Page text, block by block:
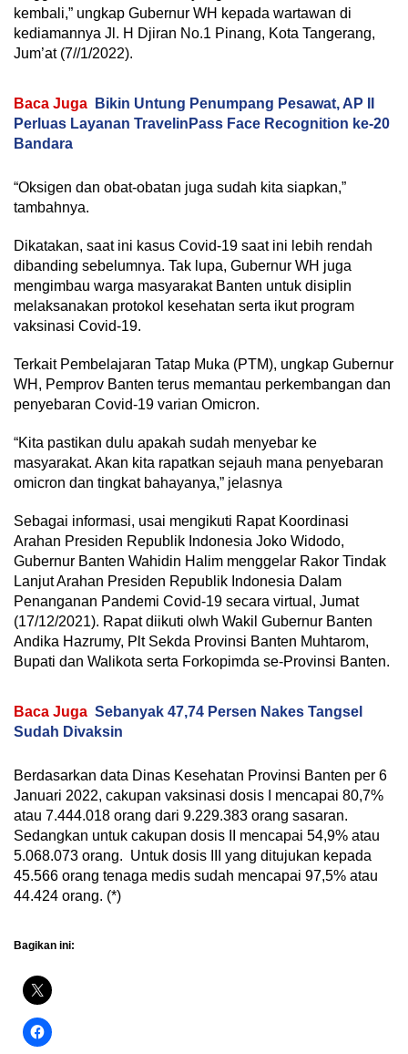
kembali,” ungkap Gubernur WH kepada wartawan di
kediamannya Jl. H Djiran No.1 Pinang, Kota Tangerang,
Jum’at (7//1/2022).
Baca Juga
Bikin Untung Penumpang Pesawat, AP II
Perluas Layanan TravelinPass Face Recognition ke-20
Bandara
“Oksigen dan obat-obatan juga sudah kita siapkan,”
tambahnya.
Dikatakan, saat ini kasus Covid-19 saat ini lebih rendah
dibanding sebelumnya. Tak lupa, Gubernur WH juga
mengimbau warga masyarakat Banten untuk disiplin
melaksanakan protokol kesehatan serta ikut program
vaksinasi Covid-19.
Terkait Pembelajaran Tatap Muka (PTM), ungkap Gubernur
WH, Pemprov Banten terus memantau perkembangan dan
penyebaran Covid-19 varian Omicron.
“Kita pastikan dulu apakah sudah menyebar ke
masyarakat. Akan kita rapatkan sejauh mana penyebaran
omicron dan tingkat bahayanya,” jelasnya
Sebagai informasi, usai mengikuti Rapat Koordinasi
Arahan Presiden Republik Indonesia Joko Widodo,
Gubernur Banten Wahidin Halim menggelar Rakor Tindak
Lanjut Arahan Presiden Republik Indonesia Dalam
Penanganan Pandemi Covid-19 secara virtual, Jumat
(17/12/2021). Rapat diikuti olwh Wakil Gubernur Banten
Andika Hazrumy, Plt Sekda Provinsi Banten Muhtarom,
Bupati dan Walikota serta Forkopimda se-Provinsi Banten.
Baca Juga Sebanyak 47,74 Persen Nakes Tangsel
Sudah Divaksin
Berdasarkan data Dinas Kesehatan Provinsi Banten per 6
Januari 2022, cakupan vaksinasi dosis I mencapai 80,7%
atau 7.444.018 orang dari 9.229.383 orang sasaran.
Sedangkan untuk cakupan dosis II mencapai 54,9% atau
5.068.073 orang. Untuk dosis III yang ditujukan kepada
45.566 orang tenaga medis sudah mencapai 97,5% atau
44.424 orang. (*)
Bagikan ini: